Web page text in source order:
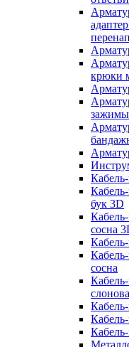
крюки
зажимы
бук 3D
сосна
сосна